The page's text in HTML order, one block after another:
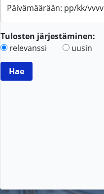
Päivämäärään: pp/kk/vvvv
Tulosten järjestäminen:
relevanssi
uusin